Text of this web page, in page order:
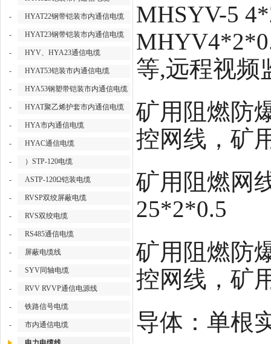
- HYAT22钢带铠装市内通信电缆
- HYAT23钢带铠装市内通信电缆
- HYV、HYA23通信电缆
- HYAT53铠装市内通信电缆
- HYA53钢塑带铠装市内通信电缆
- HYAT聚乙烯护套市内通信电缆
- HYA市内通信电缆
- HYAC通信电缆
- ）STP-120电缆
- ASTP-120Ω铠装电缆
- RVSP双绞屏蔽电缆
- RVS双绞电缆
- RS485通信电缆
- 屏蔽电缆线
- SYV同轴电缆
- RVV RVVP通信电源线
- 铁路信号电缆
- 市内通信电缆
MHSYV-5
等,远程视频
矿用阻燃防
控网线，矿
矿用阻燃网
25*2*0.5
矿用阻燃防
控网线，矿
导体：单根